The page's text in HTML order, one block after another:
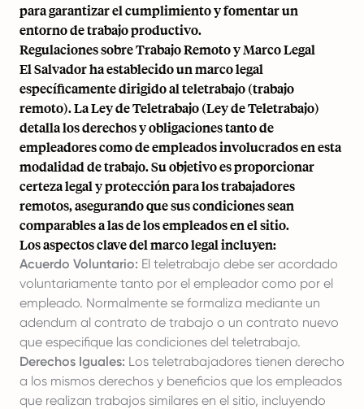
para garantizar el cumplimiento y fomentar un
entorno de trabajo productivo.
Regulaciones sobre Trabajo Remoto y Marco Legal
El Salvador ha establecido un marco legal
específicamente dirigido al teletrabajo (trabajo
remoto). La Ley de Teletrabajo (Ley de Teletrabajo)
detalla los derechos y obligaciones tanto de
empleadores como de empleados involucrados en esta
modalidad de trabajo. Su objetivo es proporcionar
certeza legal y protección para los trabajadores
remotos, asegurando que sus condiciones sean
comparables a las de los empleados en el sitio.
Los aspectos clave del marco legal incluyen:
Acuerdo Voluntario: El teletrabajo debe ser acordado
voluntariamente tanto por el empleador como por el
empleado. Normalmente se formaliza mediante un
adendum al contrato de trabajo o un contrato nuevo
que especifique las condiciones del teletrabajo.
Derechos Iguales: Los teletrabajadores tienen derecho
a los mismos derechos y beneficios que los empleados
que realizan trabajos similares en el sitio, incluyendo